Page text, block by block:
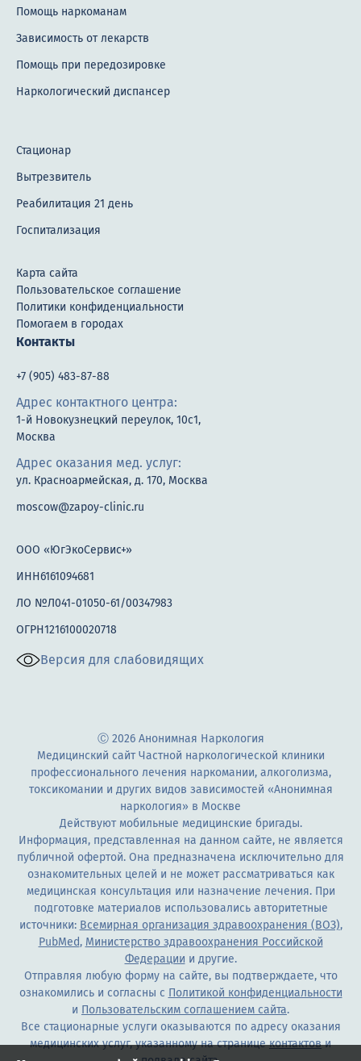
Карта сайта
Пользовательское соглашение
Политики конфиденциальности
Помогаем в городах
Контакты
+7 (905) 483-87-88
Адрес контактного центра:
1-й Новокузнецкий переулок, 10с1,
Москва
Адрес оказания мед. услуг:
ул. Красноармейская, д. 170, Москва
moscow@zapoy-clinic.ru
ООО «ЮгЭкоСервис+»
ИНН6161094681
ЛО №Л041-01050-61/00347983
ОГРН1216100020718
Версия для слабовидящих
Помощь наркоманам
Зависимость от лекарств
Помощь при передозировке
Наркологический диспансер
Стационар
Вытрезвитель
Реабилитация 21 день
Госпитализация
Ⓒ 2026 Анонимная Наркология
Медицинский сайт Частной наркологической клиники
профессионального лечения наркомании, алкоголизма,
токсикомании и других видов зависимостей «Анонимная
наркология» в Москве
Действуют мобильные медицинские бригады.
Информация, представленная на данном сайте, не является
публичной офертой. Она предназначена исключительно для
ознакомительных целей и не может рассматриваться как
медицинская консультация или назначение лечения. При
подготовке материалов использовались авторитетные
источники: Всемирная организация здравоохранения (ВОЗ),
PubMed, Министерство здравоохранения Российской
Федерации и другие.
Отправляя любую форму на сайте, вы подтверждаете, что
ознакомились и согласны с Политикой конфиденциальности
и Пользовательским соглашением сайта.
Все стационарные услуги оказываются по адресу оказания
медицинских услуг, указанному на страницеконтактови